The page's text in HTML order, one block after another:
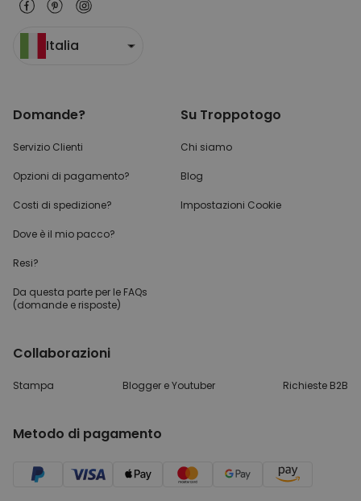
Italia
Domande?
Servizio Clienti
Opzioni di pagamento?
Costi di spedizione?
Dove è il mio pacco?
Resi?
Da questa parte per le FAQs
(domande e risposte)
Su Troppotogo
Chi siamo
Blog
Impostazioni Cookie
Collaborazioni
Stampa Blogger e Youtuber Richieste B2B
Metodo di pagamento